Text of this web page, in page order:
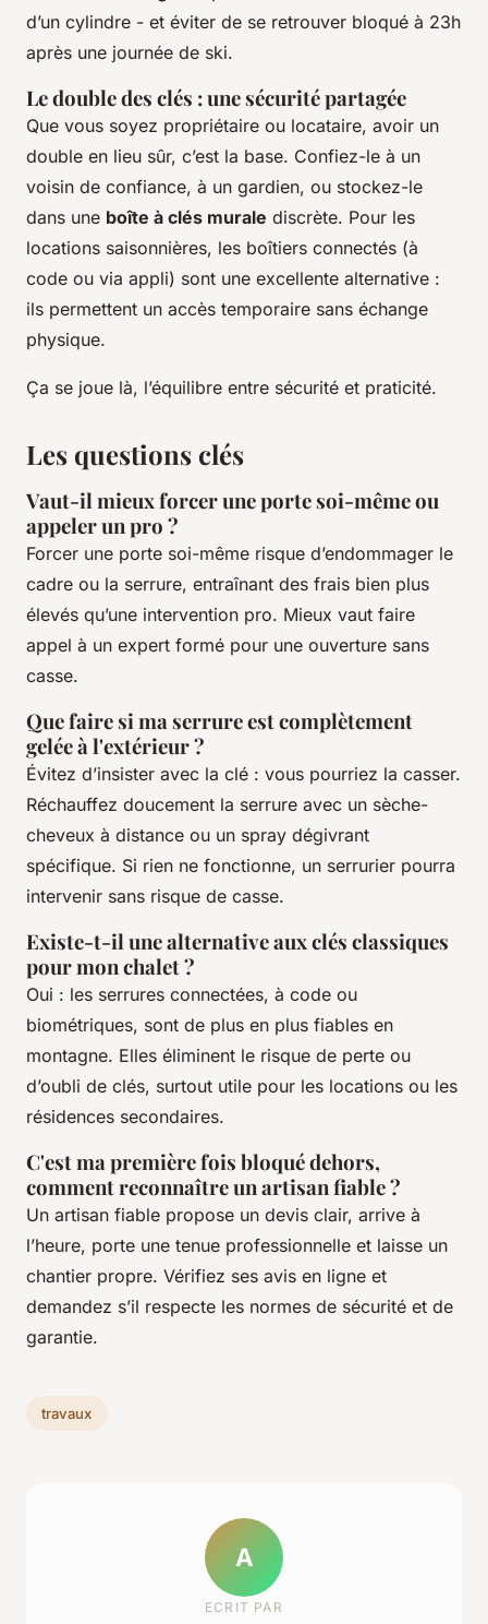
d’un cylindre - et éviter de se retrouver bloqué à 23h
après une journée de ski.
Le double des clés : une sécurité partagée
Que vous soyez propriétaire ou locataire, avoir un
double en lieu sûr, c’est la base. Confiez-le à un
voisin de confiance, à un gardien, ou stockez-le
dans une boîte à clés murale discrète. Pour les
locations saisonnières, les boîtiers connectés (à
code ou via appli) sont une excellente alternative :
ils permettent un accès temporaire sans échange
physique.
Ça se joue là, l’équilibre entre sécurité et praticité.
Les questions clés
Vaut-il mieux forcer une porte soi-même ou
appeler un pro ?
Forcer une porte soi-même risque d’endommager le
cadre ou la serrure, entraînant des frais bien plus
élevés qu’une intervention pro. Mieux vaut faire
appel à un expert formé pour une ouverture sans
casse.
Que faire si ma serrure est complètement
gelée à l'extérieur ?
Évitez d’insister avec la clé : vous pourriez la casser.
Réchauffez doucement la serrure avec un sèche-
cheveux à distance ou un spray dégivrant
spécifique. Si rien ne fonctionne, un serrurier pourra
intervenir sans risque de casse.
Existe-t-il une alternative aux clés classiques
pour mon chalet ?
Oui : les serrures connectées, à code ou
biométriques, sont de plus en plus fiables en
montagne. Elles éliminent le risque de perte ou
d’oubli de clés, surtout utile pour les locations ou les
résidences secondaires.
C'est ma première fois bloqué dehors,
comment reconnaître un artisan fiable ?
Un artisan fiable propose un devis clair, arrive à
l’heure, porte une tenue professionnelle et laisse un
chantier propre. Vérifiez ses avis en ligne et
demandez s’il respecte les normes de sécurité et de
garantie.
travaux
A
ECRIT PAR